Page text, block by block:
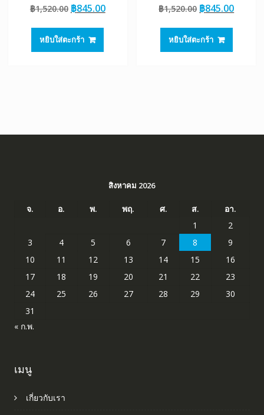
5.00
ตั้งแต่ 1-5
฿1,520.00 Original
was:
฿1,520.00.
฿845.00Current
หยิบใส่ตะกร้า
5.00
ตั้งแต่ 1-5
฿1,520.00 Original
was:
฿1,520.00.
฿845.00
หยิบใส่ตะกร้า
สิงหาคม 2026
จ. อ. พ. พฤ. ศ. ส.
อา.
1
2
3
4 5 6 7 8
9
10
11 12 13 14 15
16
17
18 19 20 21 22
23
24
25 26 27 28 29
30
31
« ก.พ.
เมนู
เกี่ยวกับเรา